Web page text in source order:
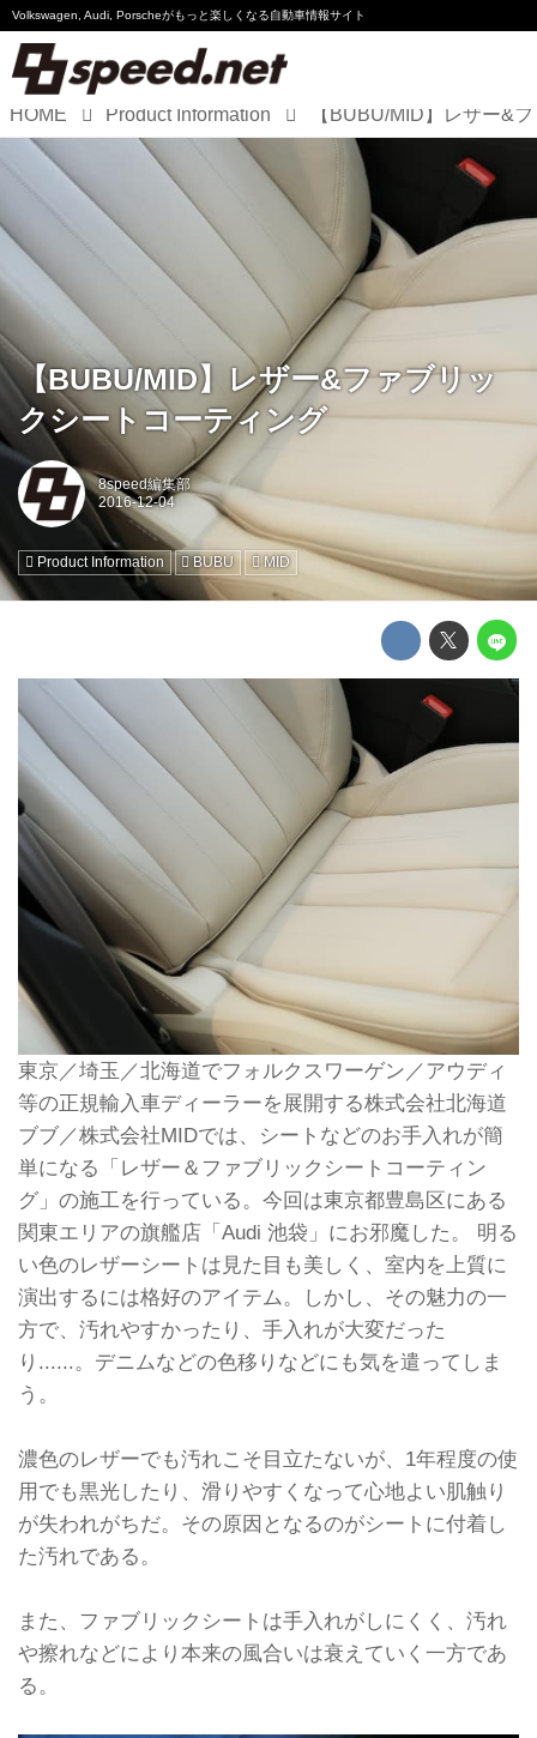
Volkswagen, Audi, Porscheがもっと楽しくなる自動車情報サイト
Volkswagen
Audi
Porsche
Motorsport
Essay
HOME Product Information
【BUBU/MID】レザー&ファブリッ
クシートコーティング
8speed編集部
Product Information BUBU MID
東京／埼玉／北海道でフォルクスワーゲン／アウディ
等の正規輸入車ディーラーを展開する株式会社北海道
ブブ／株式会社MIDでは、シートなどのお手入れが簡
単になる「レザー＆ファブリックシートコーティン
グ」の施工を行っている。今回は東京都豊島区にある
関東エリアの旗艦店「Audi 池袋」にお邪魔した。 明る
い色のレザーシートは見た目も美しく、室内を上質に
演出するには格好のアイテム。しかし、その魅力の一
方で、汚れやすかったり、手入れが大変だった
り......。デニムなどの色移りなどにも気を遣ってしま
う。
濃色のレザーでも汚れこそ目立たないが、1年程度の使
用でも黒光したり、滑りやすくなって心地よい肌触り
が失われがちだ。その原因となるのがシートに付着し
た汚れである。
また、ファブリックシートは手入れがしにくく、汚れ
や擦れなどにより本来の風合いは衰えていく一方であ
る。